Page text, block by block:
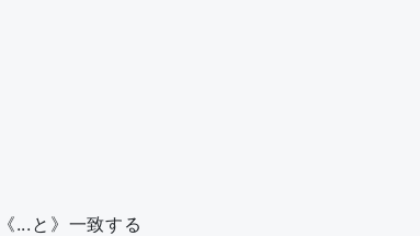
...と》一致する